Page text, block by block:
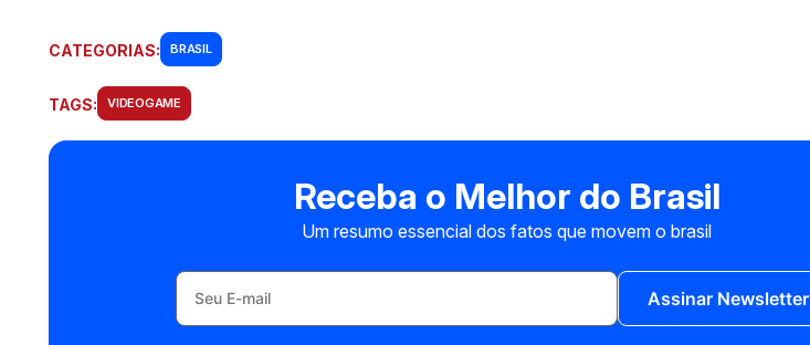
CATEGORIAS: BRASIL
TAGS: VIDEOGAME
Receba o Melhor do Brasil
Um resumo essencial dos fatos que movem o brasil
Assinar Newsletter